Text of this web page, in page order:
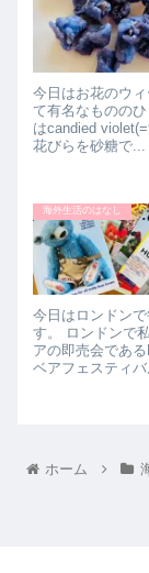
今日はお花のウ
て有名なものの
はcandied
花びらを砂糖で...
海外生活のはなし
今日はロンドン
す。 ロンドンで
アの即売会であ
ベアフェスティ
ホーム